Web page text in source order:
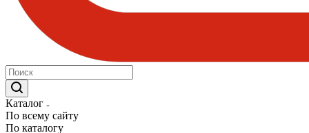
Каталог
По всему сайту
По каталогу